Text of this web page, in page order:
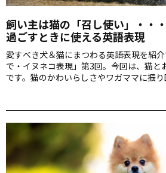
飼い主は猫の「召し使い」・・
過ごすときに使える英語表現
愛すべき犬＆猫にまつわる英語表現を紹
で・イヌネコ表現」第3回。今回は、猫と
です。猫のかわいらしさやワガママに振